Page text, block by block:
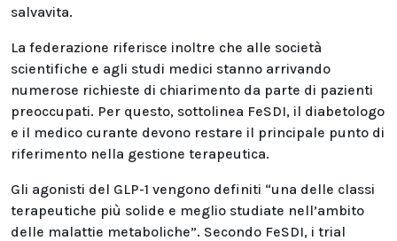
salvavita.
La federazione riferisce inoltre che alle società
scientifiche e agli studi medici stanno arrivando
numerose richieste di chiarimento da parte di pazienti
preoccupati. Per questo, sottolinea FeSDI, il diabetologo
e il medico curante devono restare il principale punto di
riferimento nella gestione terapeutica.
Gli agonisti del GLP-1 vengono definiti “una delle classi
terapeutiche più solide e meglio studiate nell’ambito
delle malattie metaboliche”. Secondo FeSDI, i trial